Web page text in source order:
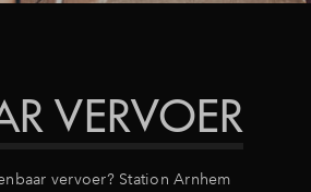
VERVOER
vervoer? Station Arnhem